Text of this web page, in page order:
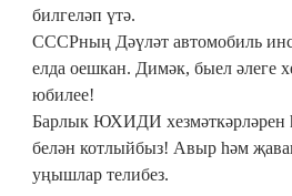
билгеләп үтә.
СССРның Дәүләт автомобиль
елда оешкан. Димәк, быел әлеге
юбилее!
Барлык ЮХИДИ хезмәткәрләрен
белән котлыйбыз! Авыр һәм
уңышлар телибез.